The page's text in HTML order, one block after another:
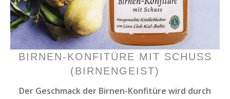
BIRNEN-KONFITÜRE MIT SCHUSS
(BIRNENGEIST)
Der Geschmack der Birnen-Konfitüre wird durch